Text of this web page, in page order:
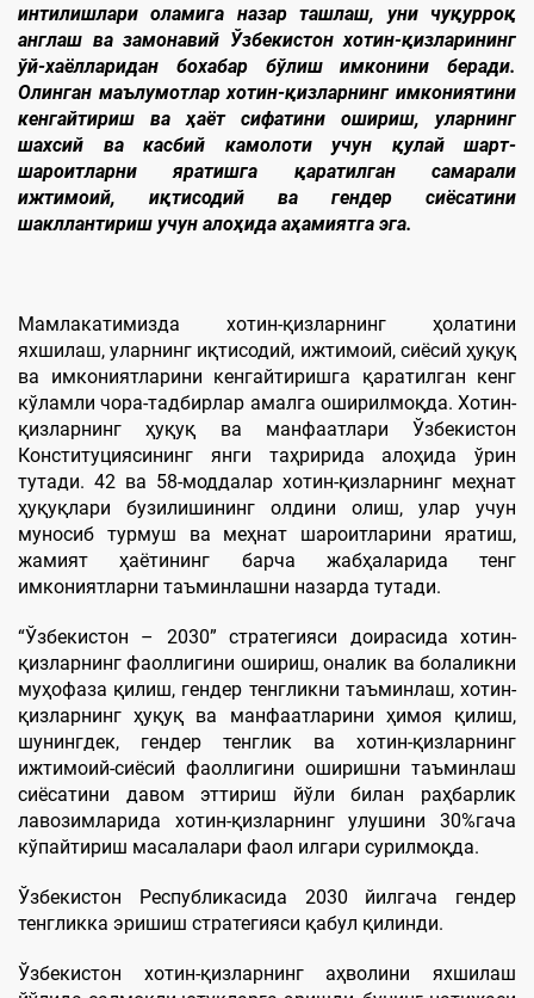
интилишлари оламига назар ташлаш, уни чуқурроқ
англаш ва замонавий Ўзбекистон хотин-қизларининг
ўй-хаёлларидан бохабар бўлиш имконини беради.
Олинган маълумотлар хотин-қизларнинг имкониятини
кенгайтириш ва ҳаёт сифатини ошириш, уларнинг
шахсий ва касбий камолоти учун қулай шарт-
шароитларни яратишга қаратилган самарали
ижтимоий, иқтисодий ва гендер сиёсатини
шакллантириш учун алоҳида аҳамиятга эга.
Мамлакатимизда хотин-қизларнинг ҳолатини
яхшилаш, уларнинг иқтисодий, ижтимоий, сиёсий ҳуқуқ
ва имкониятларини кенгайтиришга қаратилган кенг
кўламли чора-тадбирлар амалга оширилмоқда. Хотин-
қизларнинг ҳуқуқ ва манфаатлари Ўзбекистон
Конституциясининг янги таҳририда алоҳида ўрин
тутади. 42 ва 58-моддалар хотин-қизларнинг меҳнат
ҳуқуқлари бузилишининг олдини олиш, улар учун
муносиб турмуш ва меҳнат шароитларини яратиш,
жамият ҳаётининг барча жабҳаларида тенг
имкониятларни таъминлашни назарда тутади.
“Ўзбекистон – 2030” стратегияси доирасида хотин-
қизларнинг фаоллигини ошириш, оналик ва болаликни
муҳофаза қилиш, гендер тенгликни таъминлаш, хотин-
қизларнинг ҳуқуқ ва манфаатларини ҳимоя қилиш,
шунингдек, гендер тенглик ва хотин-қизларнинг
ижтимоий-сиёсий фаоллигини оширишни таъминлаш
сиёсатини давом эттириш йўли билан раҳбарлик
лавозимларида хотин-қизларнинг улушини 30%гача
кўпайтириш масалалари фаол илгари сурилмоқда.
Ўзбекистон Республикасида 2030 йилгача гендер
тенгликка эришиш стратегияси қабул қилинди.
Ўзбекистон хотин-қизларнинг аҳволини яхшилаш